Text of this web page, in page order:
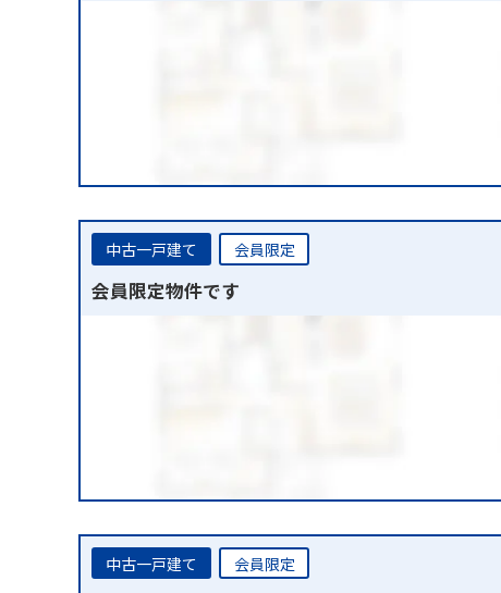
中古一戸建て 会員限定
会員限定物件です
中古一戸建て 会員限定